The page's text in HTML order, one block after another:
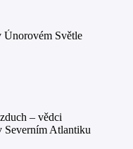
Únorovém Světle
– vědci
Atlantiku